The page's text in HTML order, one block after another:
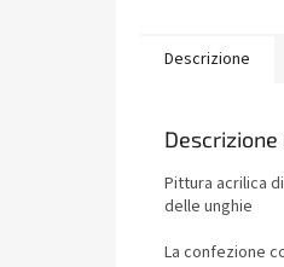
Descrizione
Pittura acrilica
delle unghie
La confezione